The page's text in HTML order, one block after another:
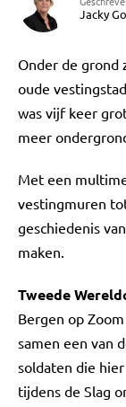
Jacky
Onder de grond
oude
was vijf keer
meer
Met een
vestingmuren
geschiedenis
maken.
Tweede
Bergen op
samen een van
soldaten die
tijdens de Slag